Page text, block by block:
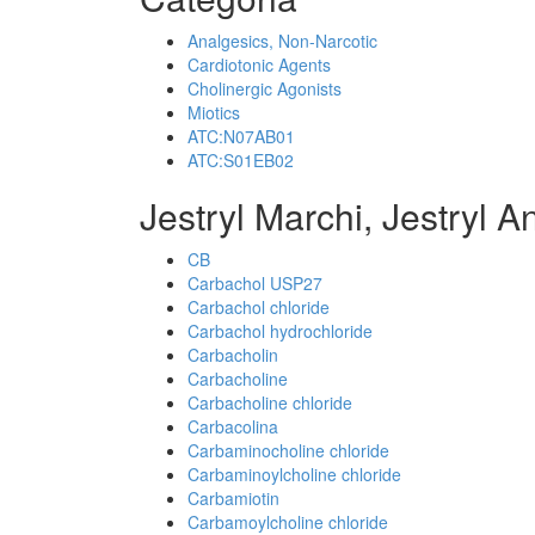
Analgesics, Non-Narcotic
Cardiotonic Agents
Cholinergic Agonists
Miotics
ATC:N07AB01
ATC:S01EB02
Jestryl Marchi, Jestryl
CB
Carbachol USP27
Carbachol chloride
Carbachol hydrochloride
Carbacholin
Carbacholine
Carbacholine chloride
Carbacolina
Carbaminocholine chloride
Carbaminoylcholine chloride
Carbamiotin
Carbamoylcholine chloride